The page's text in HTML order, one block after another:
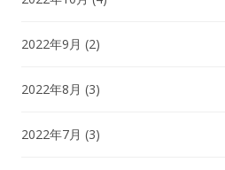
2022年9月 (2)
2022年8月 (3)
2022年7月 (3)